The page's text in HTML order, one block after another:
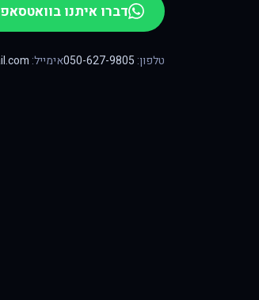
דברו איתנו בוואטסאפ
טלפון: אימייל: